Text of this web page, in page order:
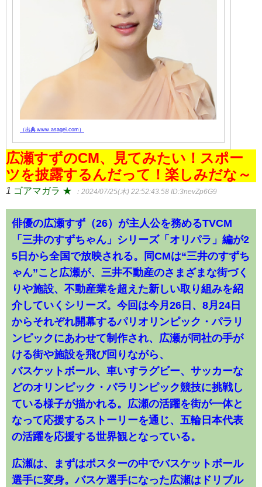
（出典 www.asagei.com）
広瀬すずのCM、見てみたい！スポー
ツを披露するんだって！楽しみだな～
1 ゴアマガラ ★ ：2024/07/25(木) 22:52:43.58 ID:3nevZp6G9
俳優の広瀬すず（26）が主人公を務めるTVCM
「三井のすずちゃん」シリーズ「オリパラ」編が2
5日から全国で放映される。同CMは“三井のすずち
ゃん”こと広瀬が、三井不動産のさまざまな街づく
りや施設、不動産業を超えた新しい取り組みを紹
介していくシリーズ。今回は今月26日、8月24日
からそれぞれ開幕するパリオリンピック・パラリ
ンピックにあわせて制作され、広瀬が同社の手が
ける街や施設を飛び回りながら、
バスケットボール、車いすラグビー、サッカーな
どのオリンピック・パラリンピック競技に挑戦し
ている様子が描かれる。広瀬の活躍を街が一体と
なって応援するストーリーを通じ、五輪日本代表
の活躍を応援する世界観となっている。
広瀬は、まずはポスターの中でバスケットボール
選手に変身。バスケ選手になった広瀬はドリブル